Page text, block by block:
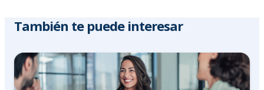
También te puede interesar